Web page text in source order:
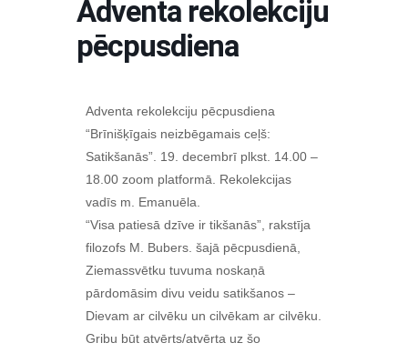
Adventa rekolekciju
pēcpusdiena
Adventa rekolekciju pēcpusdiena
“Brīnišķīgais neizbēgamais ceļš:
Satikšanās”. 19. decembrī plkst. 14.00 –
18.00 zoom platformā. Rekolekcijas
vadīs m. Emanuēla.
“Visa patiesā dzīve ir tikšanās”, rakstīja
filozofs M. Bubers. šajā pēcpusdienā,
Ziemassvētku tuvuma noskaņā
pārdomāsim divu veidu satikšanos –
Dievam ar cilvēku un cilvēkam ar cilvēku.
Gribu būt atvērts/atvērta uz šo